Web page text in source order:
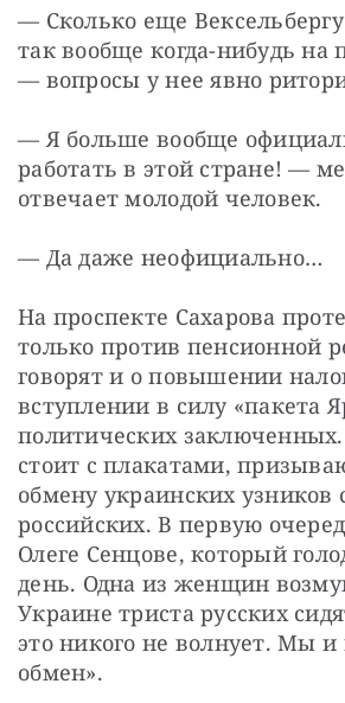
— Сколько еще
так вообще когда-нибудь на
— вопросы у нее явно
— Я больше вообще
работать в этой стране! —
отвечает молодой человек.
— Да даже неофициально…
На проспекте Сахарова
только против пенсионной
говорят и о повышении
вступлении в силу «пакета
политических
стоит с плакатами,
обмену украинских узников
российских. В первую
Олеге Сенцове, который
день. Одна из женщин
Украине триста русских
это никого не волнует. Мы и
обмен».